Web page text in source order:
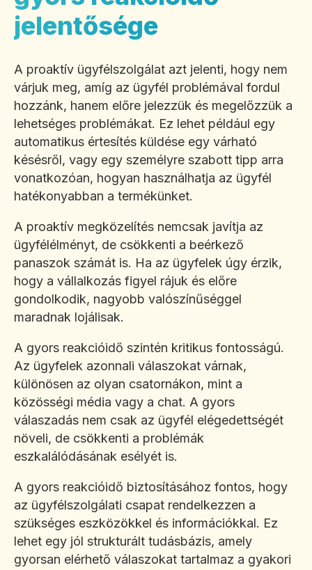
jelentősége
A proaktív ügyfélszolgálat azt jelenti, hogy nem
várjuk meg, amíg az ügyfél problémával fordul
hozzánk, hanem előre jelezzük és megelőzzük a
lehetséges problémákat. Ez lehet például egy
automatikus értesítés küldése egy várható
késésről, vagy egy személyre szabott tipp arra
vonatkozóan, hogyan használhatja az ügyfél
hatékonyabban a termékünket.
A proaktív megközelítés nemcsak javítja az
ügyfélélményt, de csökkenti a beérkező
panaszok számát is. Ha az ügyfelek úgy érzik,
hogy a vállalkozás figyel rájuk és előre
gondolkodik, nagyobb valószínűséggel
maradnak lojálisak.
A gyors reakcióidő szintén kritikus fontosságú.
Az ügyfelek azonnali válaszokat várnak,
különösen az olyan csatornákon, mint a
közösségi média vagy a chat. A gyors
válaszadás nem csak az ügyfél elégedettségét
növeli, de csökkenti a problémák
eszkalálódásának esélyét is.
A gyors reakcióidő biztosításához fontos, hogy
az ügyfélszolgálati csapat rendelkezzen a
szükséges eszközökkel és információkkal. Ez
lehet egy jól strukturált tudásbázis, amely
gyorsan elérhető válaszokat tartalmaz a gyakori